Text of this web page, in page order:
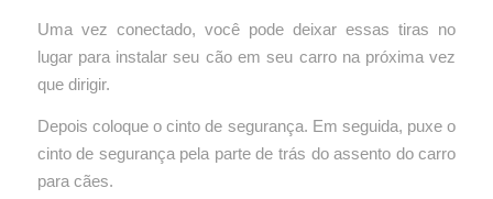
Uma vez conectado, você pode deixar essas tiras no
lugar para instalar seu cão em seu carro na próxima vez
que dirigir.
Depois coloque o cinto de segurança. Em seguida, puxe o
cinto de segurança pela parte de trás do assento do carro
para cães.